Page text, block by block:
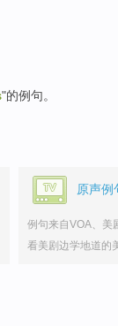
"的例句。
原声例
例句来自VOA、美
看美剧边学地道的